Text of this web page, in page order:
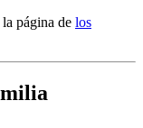
página de los